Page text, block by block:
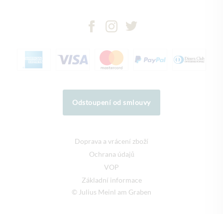
Odstoupení od smlouvy
Doprava a vrácení zboží
Ochrana údajů
VOP
Základní informace
© Julius Meinl am Graben